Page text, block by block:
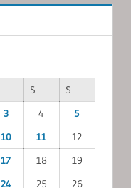
S
S
3 4
5
10 11
12
17 18
19
24 25
26